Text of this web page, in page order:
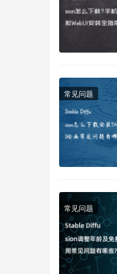
常见问题
常见问题